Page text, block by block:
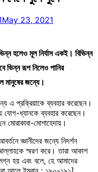
May 23, 2021
হলেও মূল নির্যাস একই। বিভিন্ন
ভিন্ন রূপ নিলেও পানির
মানুষের জন্যে।
এ প্রক্রিয়াকে ব্যবহার করেছেন।
যোগ-ধ্যানকে ব্যবহার করেছেন।
মোরাকাবা-মোশাহেদায়।
জ্ঞানীদের জন্যে নিদর্শন
স্মরণ করে। তারা আকাশ
হয় এবং বলে, হে আমাদের